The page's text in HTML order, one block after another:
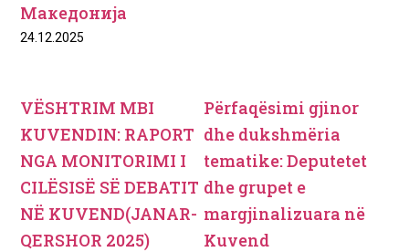
Македонија
24.12.2025
VËSHTRIM MBI
KUVENDIN: RAPORT
NGA MONITORIMI I
CILËSISË SË DEBATIT
NË KUVEND(JANAR-
QERSHOR 2025)
Pёrfaqёsimi gjinor
dhe dukshmёria
tematike: Deputetet
dhe grupet e
margjinalizuara nё
Kuvend